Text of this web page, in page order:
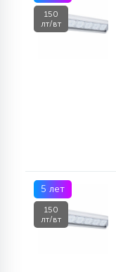
150
лт/вт
5 лет
150
лт/вт